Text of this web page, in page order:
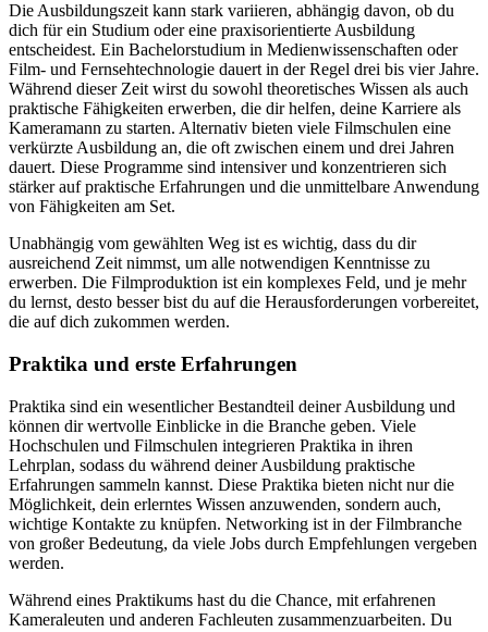
Die Ausbildungszeit kann stark variieren, abhängig davon, ob du
dich für ein Studium oder eine praxisorientierte Ausbildung
entscheidest. Ein Bachelorstudium in Medienwissenschaften oder
Film- und Fernsehtechnologie dauert in der Regel drei bis vier Jahre.
Während dieser Zeit wirst du sowohl theoretisches Wissen als auch
praktische Fähigkeiten erwerben, die dir helfen, deine Karriere als
Kameramann zu starten. Alternativ bieten viele Filmschulen eine
verkürzte Ausbildung an, die oft zwischen einem und drei Jahren
dauert. Diese Programme sind intensiver und konzentrieren sich
stärker auf praktische Erfahrungen und die unmittelbare Anwendung
von Fähigkeiten am Set.
Unabhängig vom gewählten Weg ist es wichtig, dass du dir
ausreichend Zeit nimmst, um alle notwendigen Kenntnisse zu
erwerben. Die Filmproduktion ist ein komplexes Feld, und je mehr
du lernst, desto besser bist du auf die Herausforderungen vorbereitet,
die auf dich zukommen werden.
Praktika und erste Erfahrungen
Praktika sind ein wesentlicher Bestandteil deiner Ausbildung und
können dir wertvolle Einblicke in die Branche geben. Viele
Hochschulen und Filmschulen integrieren Praktika in ihren
Lehrplan, sodass du während deiner Ausbildung praktische
Erfahrungen sammeln kannst. Diese Praktika bieten nicht nur die
Möglichkeit, dein erlerntes Wissen anzuwenden, sondern auch,
wichtige Kontakte zu knüpfen. Networking ist in der Filmbranche
von großer Bedeutung, da viele Jobs durch Empfehlungen vergeben
werden.
Während eines Praktikums hast du die Chance, mit erfahrenen
Kameraleuten und anderen Fachleuten zusammenzuarbeiten. Du